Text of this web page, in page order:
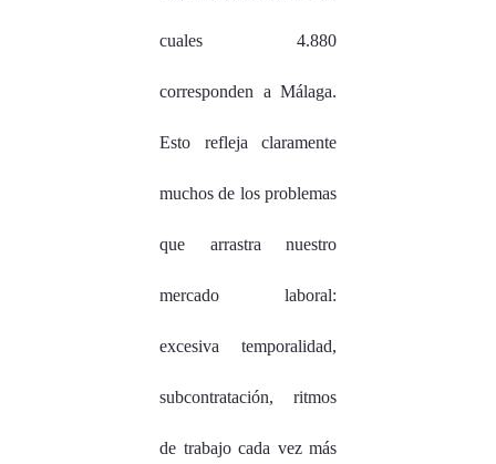
cuales 4.880
corresponden a Málaga.
Esto refleja claramente
muchos de los problemas
que arrastra nuestro
mercado laboral:
excesiva temporalidad,
subcontratación, ritmos
de trabajo cada vez más